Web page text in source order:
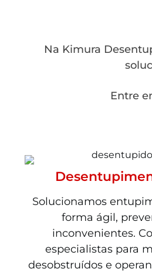
Na Kimura
Entre
Solucionamos
forma ágil,
inconvenientes.
especialistas para
desobstruídos e